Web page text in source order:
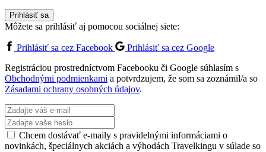
Prihlásiť sa
Môžete sa prihlásiť aj pomocou sociálnej siete:
Prihlásiť sa cez Facebook
Prihlásiť sa cez Google
Registráciou prostredníctvom Facebooku či Google súhlasím s
Obchodnými podmienkami a potvrdzujem, že som sa zoznámil/a so
Zásadami ochrany osobných údajov.
Chcem dostávať e-maily s pravidelnými informáciami o
novinkách, špeciálnych akciách a výhodách Travelkingu v súlade so